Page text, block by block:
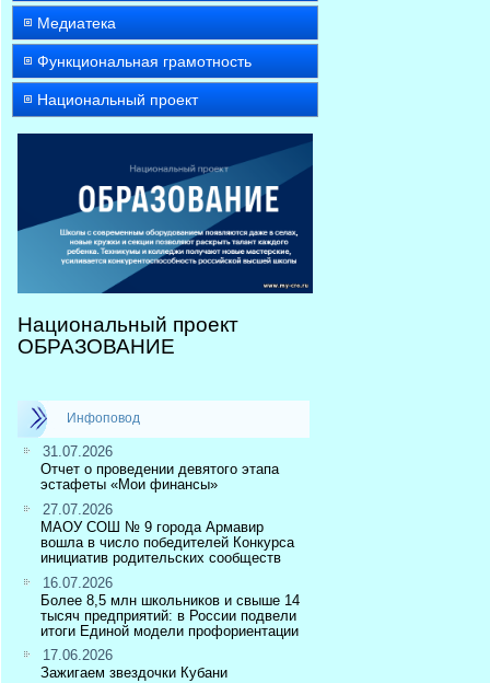
Медиатека
Функциональная грамотность
Национальный проект
Национальный проект
ОБРАЗОВАНИЕ
Инфоповод
31.07.2026
Отчет о проведении девятого этапа
эстафеты «Мои финансы»
27.07.2026
МАОУ СОШ № 9 города Армавир
вошла в число победителей Конкурса
инициатив родительских сообществ
16.07.2026
Более 8,5 млн школьников и свыше 14
тысяч предприятий: в России подвели
итоги Единой модели профориентации
17.06.2026
Зажигаем звездочки Кубани